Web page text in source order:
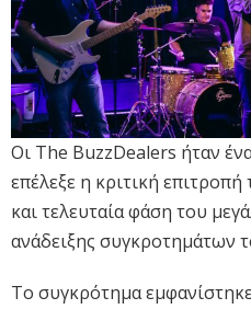
Οι The BuzzDealers ήταν
επέλεξε η κριτική επιτροπή
και τελευταία φάση του
ανάδειξης συγκροτημάτων
Το συγκρότημα